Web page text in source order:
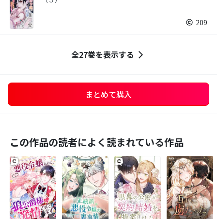
209
全27巻を表示する
まとめて購入
この作品の読者によく読まれている作品